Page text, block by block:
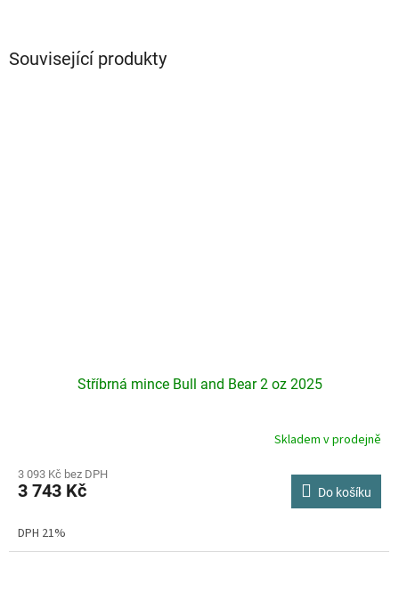
Související produkty
Stříbrná mince Bull and Bear 2 oz 2025
produktu
je
z
Skladem v prodejně
3 093 Kč bez DPH
3 743 Kč Do košíku
DPH 21%